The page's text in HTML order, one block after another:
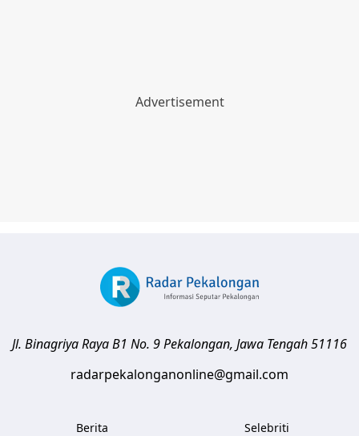
Jl. Binagriya Raya B1 No. 9Pekalongan, Jawa Tengah51116
radarpekalonganonline@gmail.com
Berita
Selebriti